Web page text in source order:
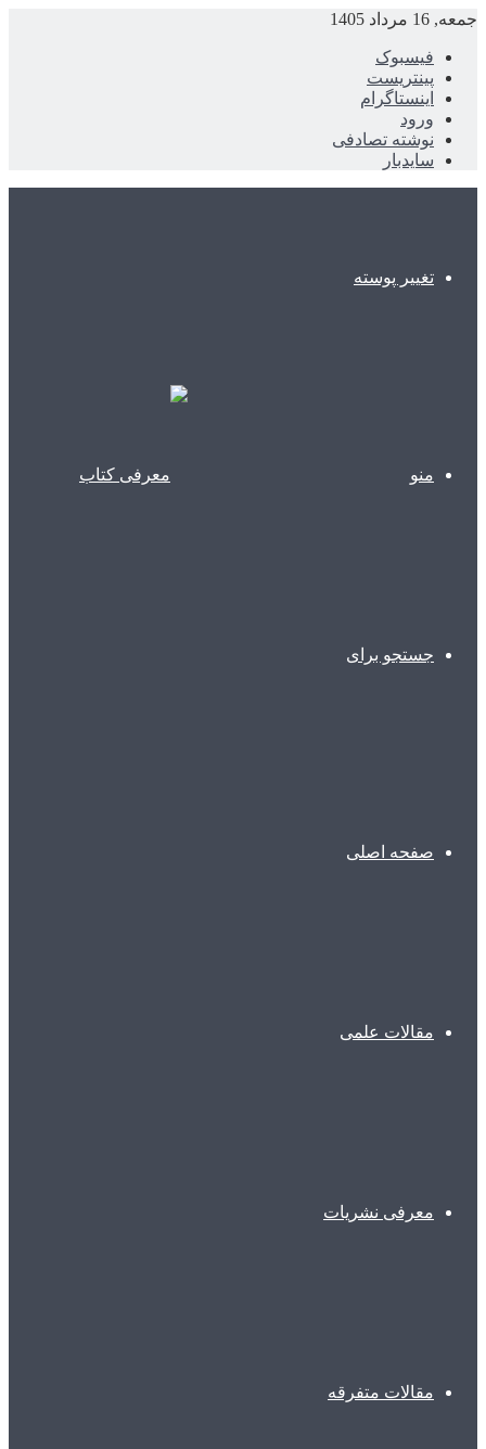
جمعه, 16 مرداد 1405
فیسبوک
پینتریست
اینستاگرام
ورود
نوشته تصادفی
سایدبار
تغییر پوسته
منو
جستجو برای
صفحه اصلی
مقالات علمی
معرفی نشریات
مقالات متفرقه